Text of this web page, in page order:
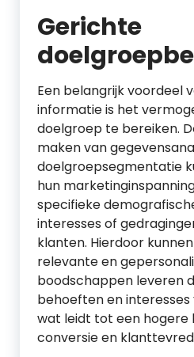
Gerichte
Een belangrijk voordeel
informatie is het
doelgroep te bereiken.
maken van
doelgroepsegmentatie
hun
specifieke
interesses of
klanten. Hierdoor
relevante en
boodschappen leveren
behoeften en
wat leidt tot een hogere
conversie en